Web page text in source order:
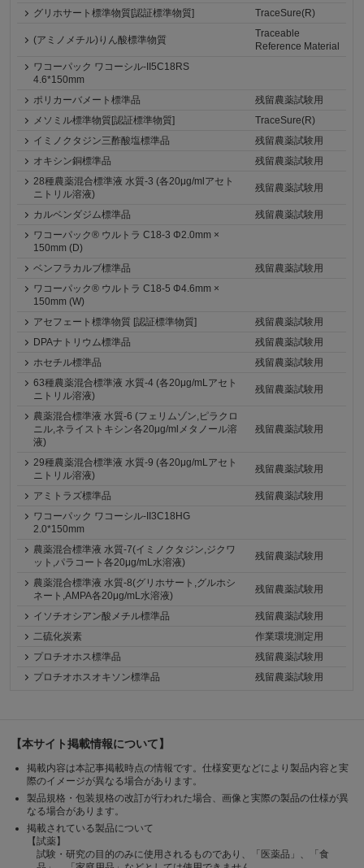
グリホサート標準物質[認証標準物質]
TraceSure(R)
(アミノメチル)りん酸標準物質
Traceable
Reference Material
ワコーパック ワコーシル-II5C18RS
4.6*150mm
ポリカーバメート標準品
残留農薬試験用
メソミル標準物質[認証標準物質]
TraceSure(R)
イミノクタジン三酢酸塩標準品
残留農薬試験用
オキシン銅標準品
残留農薬試験用
28種農薬混合標準液 水質-3 (各20μg/mlアセト
ニトリル溶液)
残留農薬試験用
カルベンダジム標準品
残留農薬試験用
ワコーパック® ウルトラ C18-3 Φ2.0mm ×
150mm (D)
ベンフラカルブ標準品
残留農薬試験用
ワコーパック® ウルトラ C18-5 Φ4.6mm ×
150mm (W)
アセフェート標準物質 [認証標準物質]
残留農薬試験用
DPAナトリウム標準品
残留農薬試験用
ホセチル標準品
残留農薬試験用
63種農薬混合標準液 水質-4 (各20μg/mLアセト
ニトリル溶液)
残留農薬試験用
農薬混合標準液 水質-6 (フェリムゾン,ピラクロ
ニル,ネライストキシン各20μg/mlメタノール溶
液)
残留農薬試験用
29種農薬混合標準液 水質-9 (各20μg/mLアセト
ニトリル溶液)
残留農薬試験用
アミトラズ標準品
残留農薬試験用
ワコーパック ワコーシル-II3C18HG
2.0*150mm
農薬混合標準液 水質-7(イミノクタジン,ジクワ
ット,パラコート各20μg/mL水溶液)
残留農薬試験用
農薬混合標準液 水質-8(グリホサート,グルホシ
ネート,AMPA各20μg/mL水溶液)
残留農薬試験用
イソチオシアン酸メチル標準品
残留農薬試験用
二硫化炭素
作業環境測定用
プロチオホス標準品
残留農薬試験用
プロチオホスオキソン標準品
残留農薬試験用
【本サイト掲載情報について】
掲載内容は本記事掲載時点の情報です。仕様変更などにより製品内容と実
際のイメージが異なる場合があります。
製品規格・包装規格の改訂が行われた場合、画像と実際の製品の仕様が異
なる場合があります。
掲載されている製品について
【試薬】
試験・研究の目的のみに使用されるものであり、「医薬品」、「食